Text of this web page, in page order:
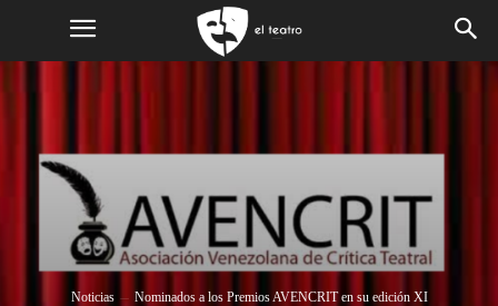
Noticias Nominados a los Premios AVENCRIT en su edición XI